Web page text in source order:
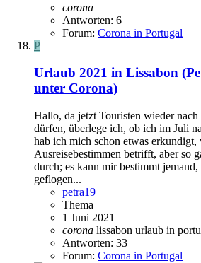
corona
Antworten: 6
Forum: Corona in Portugal
P
Urlaub 2021 in Lissabon
unter Corona)
Hallo, da jetzt Touristen wieder nach
dürfen, überlege ich, ob ich im Juli
hab ich mich schon etwas erkundigt,
Ausreisebestimmen betrifft, aber so
durch; es kann mir bestimmt
geflogen...
petra19
Thema
1 Juni 2021
corona lissabon urlaub in
Antworten: 33
Forum: Corona in Portugal